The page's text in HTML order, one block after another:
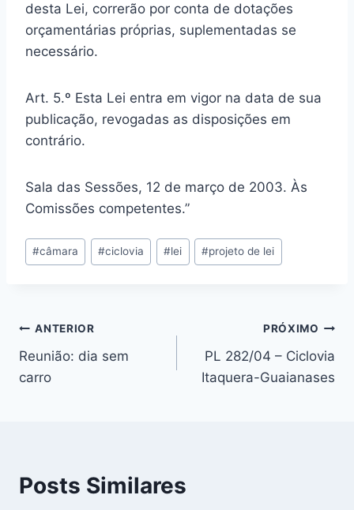
desta Lei, correrão por conta de dotações
orçamentárias próprias, suplementadas se
necessário.
Art. 5.º Esta Lei entra em vigor na data de sua
publicação, revogadas as disposições em
contrário.
Sala das Sessões, 12 de março de 2003. Às
Comissões competentes.”
Tags
do
#câmara #ciclovia #lei #projeto de lei
Navegação
de
ANTERIOR
Reunião: dia sem
carro
PRÓXIMO
PL 282/04 – Ciclovia
Itaquera-Guaianases
Posts Similares